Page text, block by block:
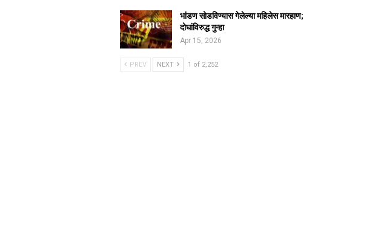
भांडण सोडविण्यास गेलेल्या महिलेस मारहाण;
दोघांविरुद्ध गुन्हा
Apr 15, 2026
PREV NEXT 1 of 2,252